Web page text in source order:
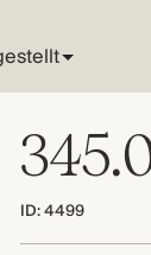
ID: 4499